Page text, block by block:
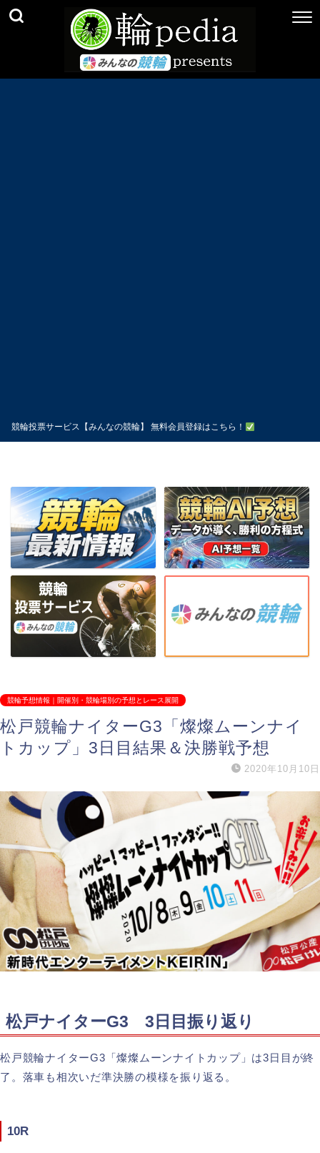
競輪投票サービス【みんなの競輪】 無料会員登録はこちら！
競輪予想情報｜開催別・競輪場別の予想とレース展開
松戸競輪ナイターG3「燦燦ムーンナイ
トカップ」3日目結果＆決勝戦予想
2020年10月10日
松戸ナイターG3 3日目振り返り
松戸競輪ナイターG3「燦燦ムーンナイトカップ」は3日目が終
了。落車も相次いだ準決勝の模様を振り返る。
10R